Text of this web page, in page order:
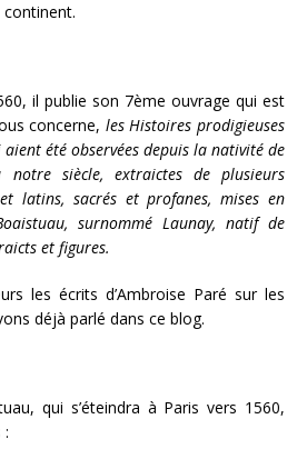
continent.
il publie son 7ème ouvrage qui est
concerne, les Histoires prodigieuses
été observées depuis la nativité de
notre siècle, extraictes de plusieurs
latins, sacrés et profanes, mises en
surnommé Launay, natif de
et figures.
les écrits d’Ambroise Paré sur les
déjà parlé dans ce blog.
qui s’éteindra à Paris vers 1560,
: